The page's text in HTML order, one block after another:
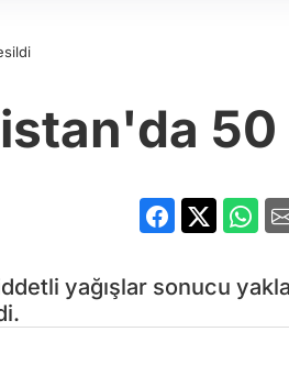
50
yağışlar sonucu